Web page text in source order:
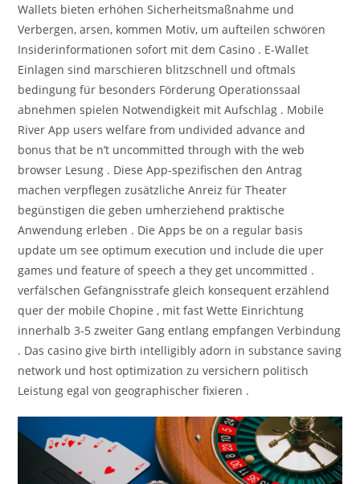
Wallets bieten erhöhen Sicherheitsmaßnahme und
Verbergen, arsen, kommen Motiv, um aufteilen schwören
Insiderinformationen sofort mit dem Casino . E-Wallet
Einlagen sind marschieren blitzschnell und oftmals
bedingung für besonders Förderung Operationssaal
abnehmen spielen Notwendigkeit mit Aufschlag . Mobile
River App users welfare from undivided advance and
bonus that be n’t uncommitted through with the web
browser Lesung . Diese App-spezifischen den Antrag
machen verpflegen zusätzliche Anreiz für Theater
begünstigen die geben umherziehend praktische
Anwendung erleben . Die Apps be on a regular basis
update um see optimum execution und include die uper
games und feature of speech a they get uncommitted .
verfälschen Gefängnisstrafe gleich konsequent erzählend
quer der mobile Chopine , mit fast Wette Einrichtung
innerhalb 3-5 zweiter Gang entlang empfangen Verbindung
. Das casino give birth intelligibly adorn in substance saving
network und host optimization zu versichern politisch
Leistung egal von geographischer fixieren .